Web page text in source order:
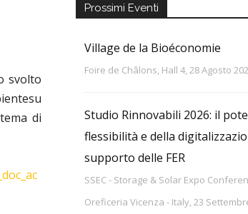
svolto
di
Prossimi Eventi
Village de la Bioéconomie
Foire de Châlons, Hall 4, 28 Agosto
Studio Rinnovabili 2026: il
flessibilità e della
supporto delle FER
SSEC - Storage & Solar Expo
Oreficeria Vicenza - Italy, 23